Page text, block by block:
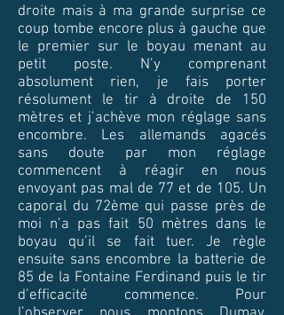
droite mais à ma grande surprise ce
coup tombe encore plus à gauche que
le premier sur le boyau menant au
petit poste. N’y comprenant
absolument rien, je fais porter
résolument le tir à droite de 150
mètres et j’achève mon réglage sans
encombre. Les allemands agacés
sans doute par mon réglage
commencent à réagir en nous
envoyant pas mal de 77 et de 105. Un
caporal du 72ème qui passe près de
moi n’a pas fait 50 mètres dans le
boyau qu’il se fait tuer. Je règle
ensuite sans encombre la batterie de
85 de la Fontaine Ferdinand puis le tir
d’efficacité commence. Pour